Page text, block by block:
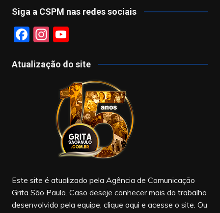
Siga a CSPM nas redes sociais
F
c
In
a
m
Y
u
T
u
b
e
Atualização do site
Este site é atualizado pela Agência de Comunicação
Grita São Paulo. Caso deseje conhecer mais do trabalho
desenvolvido pela equipe, clique aqui e acesse o site. Ou